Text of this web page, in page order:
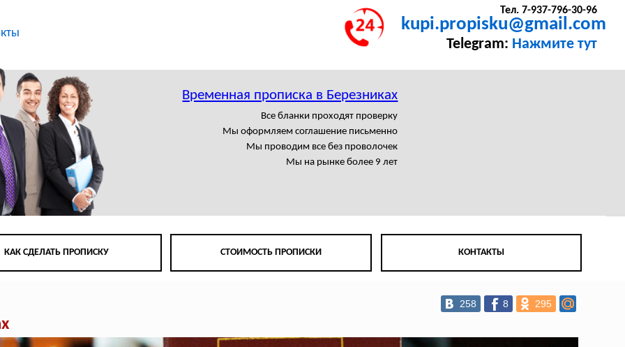
Тел. 7-937-796-30-96
kupi.propisku@gmail.com
Telegram: Нажмите тут
Временная прописка в Березниках
Все бланки проходят проверку
Мы оформляем соглашение письменно
Мы проводим все без проволочек
Мы на рынке более 9 лет
КАК СДЕЛАТЬ ПРОПИСКУ СТОИМОСТЬ ПРОПИСКИ КОНТАКТЫ
258 8 295